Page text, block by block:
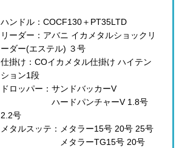
ハンドル：COCF130＋PT35LTD
リーダー：アバニ イカメタルショックリ
ーダー(エステル) ３号
仕掛け：COイカメタル仕掛け ハイテン
ション1段
ドロッパー：サンドバッカーV
ハードパンチャーV 1.8号
2.2号
メタルスッテ：メタラー15号 20号 25号
メタラーTG15号 20号